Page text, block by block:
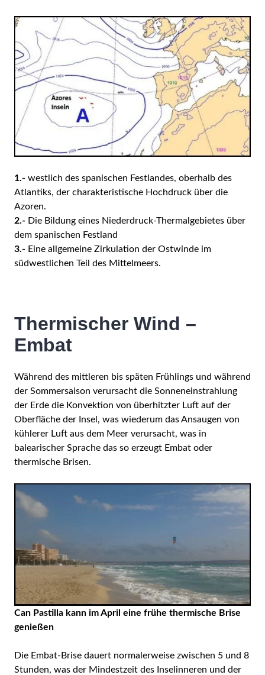
1.- westlich des spanischen Festlandes, oberhalb des
Atlantiks, der charakteristische Hochdruck über die
Azoren.
2.- Die Bildung eines Niederdruck-Thermalgebietes über
dem spanischen Festland
3.- Eine allgemeine Zirkulation der Ostwinde im
südwestlichen Teil des Mittelmeers.
Thermischer Wind –
Embat
Während des mittleren bis späten Frühlings und während
der Sommersaison verursacht die Sonneneinstrahlung
der Erde die Konvektion von überhitzter Luft auf der
Oberfläche der Insel, was wiederum das Ansaugen von
kühlerer Luft aus dem Meer verursacht, was in
balearischer Sprache das so erzeugt Embat oder
thermische Brisen.
Can Pastilla kann im April eine frühe thermische Brise
genießen
Die Embat-Brise dauert normalerweise zwischen 5 und 8
Stunden, was der Mindestzeit des Inselinneren und der